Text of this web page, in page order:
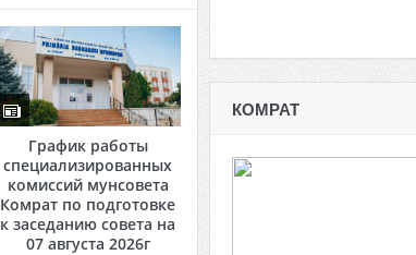
График работы
специализированных
комиссий мунсовета
Комрат по подготовке
к заседанию совета на
07 августа 2026г
КОМРАТ